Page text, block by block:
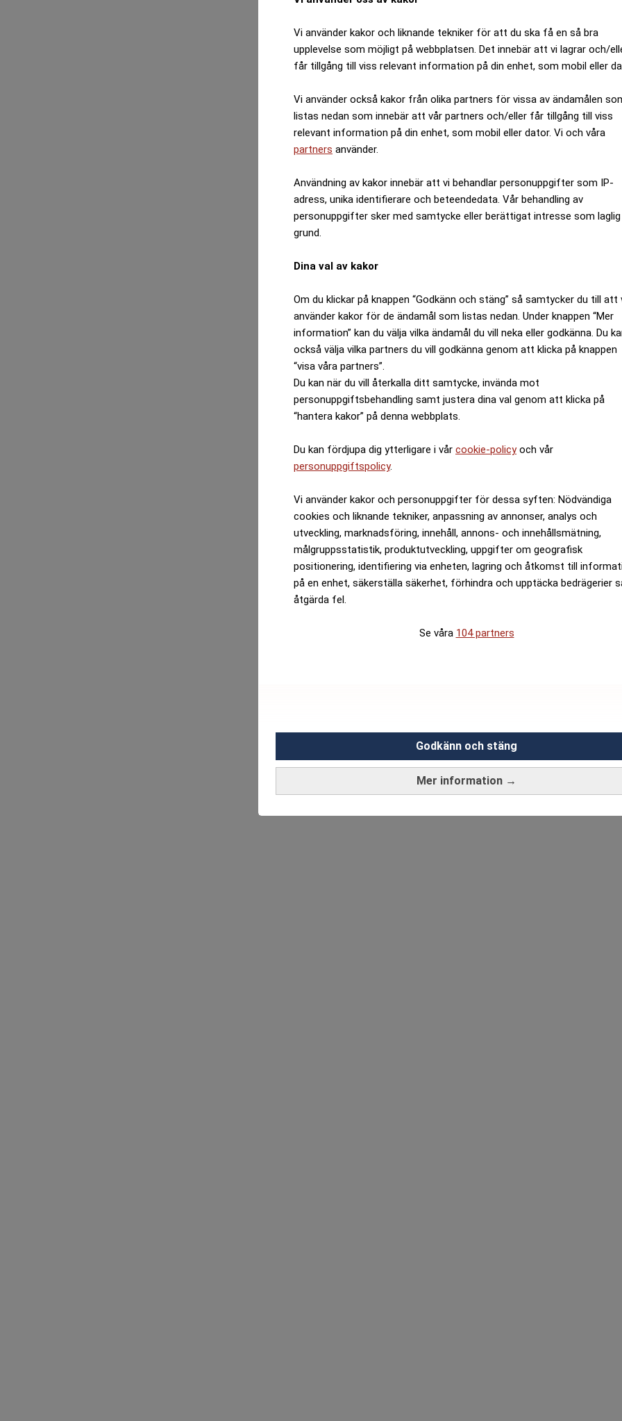
Vi använder kakor och liknande tekniker för att du ska få en så bra
upplevelse som möjligt på webbplatsen. Det innebär att vi lagrar och/
får tillgång till viss relevant information på din enhet, som mobil eller
Vi använder också kakor från olika partners för vissa av ändamålen
listas nedan som innebär att vår partners och/eller får tillgång till viss
relevant information på din enhet, som mobil eller dator. Vi och våra
partners använder.
Användning av kakor innebär att vi behandlar personuppgifter som IP-
adress, unika identifierare och beteendedata. Vår behandling av
personuppgifter sker med samtycke eller berättigat intresse som laglig
grund.
Dina val av kakor
Om du klickar på knappen “Godkänn och stäng” så samtycker du till att
använder kakor för de ändamål som listas nedan. Under knappen “Mer
information” kan du välja vilka ändamål du vill neka eller godkänna. Du
också välja vilka partners du vill godkänna genom att klicka på knappen
“visa våra partners”.
Du kan när du vill återkalla ditt samtycke, invända mot
personuppgiftsbehandling samt justera dina val genom att klicka på
“hantera kakor” på denna webbplats.
Du kan fördjupa dig ytterligare i vår cookie-policyoch vår
personuppgiftspolicy.
Vi använder kakor och personuppgifter för dessa syften: Nödvändiga
cookies och liknande tekniker, anpassning av annonser, analys och
utveckling, marknadsföring, innehåll, annons- och innehållsmätning,
målgruppsstatistik, produktutveckling, uppgifter om geografisk
positionering, identifiering via enheten, lagring och åtkomst till
på en enhet, säkerställa säkerhet, förhindra och upptäcka bedrägerier
åtgärda fel.
Se våra 104 partners
Mer information →
Godkänn och stäng